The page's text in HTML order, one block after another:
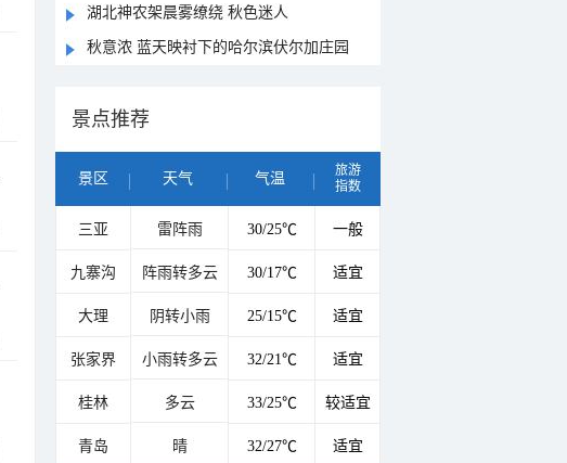
湖北神农架晨雾缭绕 秋色迷人
秋意浓 蓝天映衬下的哈尔滨伏尔加庄园
景点推荐
景区 天气 气温
旅游
指数
三亚 雷阵雨 30/25℃ 一般
九寨沟 阵雨转多云 30/17℃ 适宜
大理 阴转小雨 25/15℃ 适宜
张家界 小雨转多云 32/21℃ 适宜
桂林 多云 33/25℃ 较适宜
青岛 晴 32/27℃ 适宜